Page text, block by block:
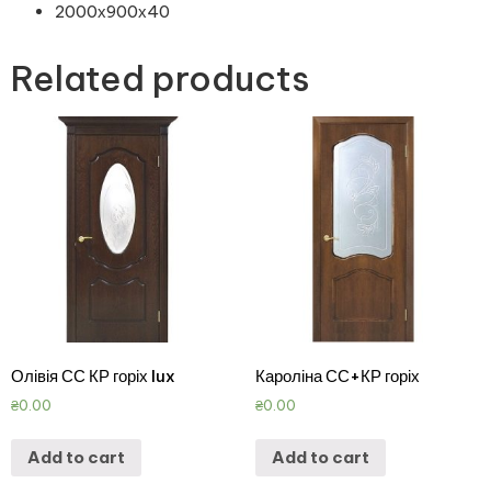
2000х900х40
Related products
Олівія СС КР горіх lux
₴0.00
Add to cart
Кароліна СС+КР горіх
₴0.00
Add to cart